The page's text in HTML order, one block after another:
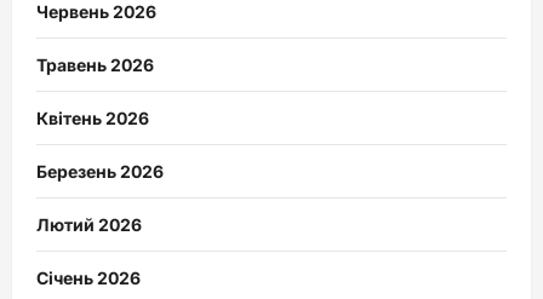
Червень 2026
Травень 2026
Квітень 2026
Березень 2026
Лютий 2026
Січень 2026